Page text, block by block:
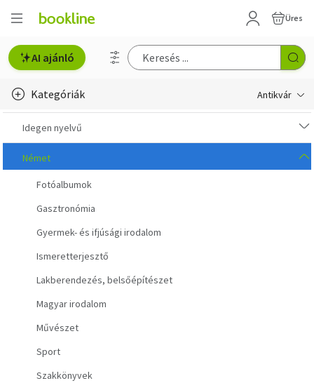
Üres
AI ajánló
Kategóriák Antikvár
Metszet
Régi képeslap
Életmód, egészség
Hobbi, szabadidő
Idegen nyelvű
Idegen nyelvű
Német
Fotóalbumok
Gasztronómia
Gyermek- és ifjúsági irodalom
Ismeretterjesztő
Lakberendezés, belsőépítészet
Magyar irodalom
Művészet
Sport
Szakkönyvek